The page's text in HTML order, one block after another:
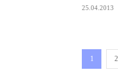
25.04.2013
1 2